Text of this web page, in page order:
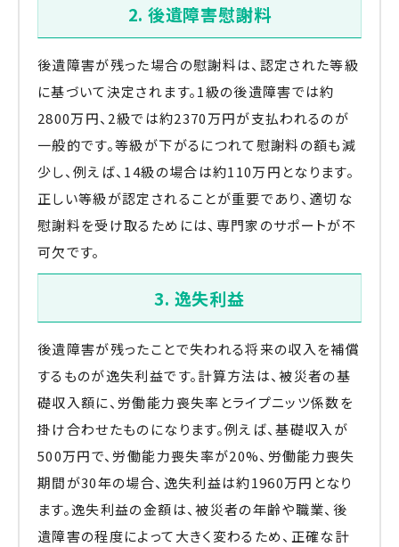
2. 後遺障害慰謝料
後遺障害が残った場合の慰謝料は、認定された等級
に基づいて決定されます。1級の後遺障害では約
2800万円、2級では約2370万円が支払われるのが
一般的です。等級が下がるにつれて慰謝料の額も減
少し、例えば、14級の場合は約110万円となります。
正しい等級が認定されることが重要であり、適切な
慰謝料を受け取るためには、専門家のサポートが不
可欠です。
3. 逸失利益
後遺障害が残ったことで失われる将来の収入を補償
するものが逸失利益です。計算方法は、被災者の基
礎収入額に、労働能力喪失率とライプニッツ係数を
掛け合わせたものになります。例えば、基礎収入が
500万円で、労働能力喪失率が20%、労働能力喪失
期間が30年の場合、逸失利益は約1960万円となり
ます。逸失利益の金額は、被災者の年齢や職業、後
遺障害の程度によって大きく変わるため、正確な計